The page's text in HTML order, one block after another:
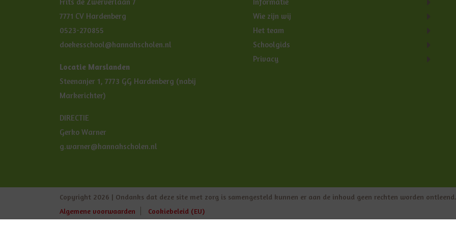
7771 CV Hardenberg
0523-270855
doekesschool@hannahscholen.nl
Locatie Marslanden
Steenanjer 1, 7773 GG Hardenberg (nabij
Markerichter)
DIRECTIE
Gerko Warner
g.warner@hannahscholen.nl
Wie zijn wij
Het team
Schoolgids
Privacy
Copyright 2026 | Ondanks dat deze site met zorg is samengesteld kunnen er aan de inhoud geen rechten worden ontleend.
Algemene voorwaarden
Cookiebeleid (EU)